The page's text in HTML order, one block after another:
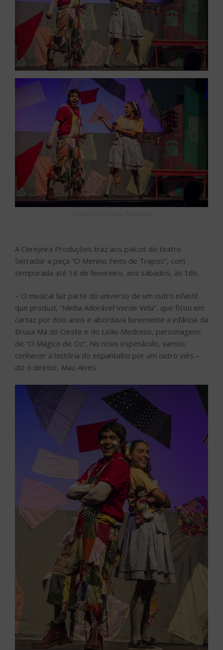
A Cerejeira Produções traz aos palcos do teatro
Serrador a peça “O Menino Feito de Trapos”, com
temporada até 16 de fevereiro, aos sábados, às 16h.
– O musical faz parte do universo de um outro infantil
que produzi, “Minha Adorável Verde Vida”, que ficou em
cartaz por dois anos e abordava livremente a infância da
Bruxa Má do Oeste e do Leão Medroso, personagens
de “O Mágico de Oz”. No novo espetáculo, vamos
conhecer a história do espantalho por um outro viés –
diz o diretor, Mau Alves.